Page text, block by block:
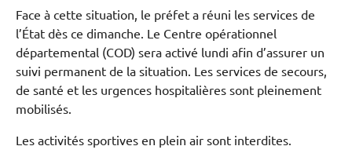
Face à cette situation, le préfet a réuni les services de
l’État dès ce dimanche. Le Centre opérationnel
départemental (COD) sera activé lundi afin d’assurer un
suivi permanent de la situation. Les services de secours,
de santé et les urgences hospitalières sont pleinement
mobilisés.
Les activités sportives en plein air sont interdites.